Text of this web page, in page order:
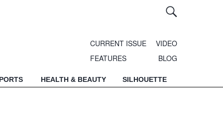
CURRENT ISSUE
VIDEO
FEATURES
BLOG
HEALTH & BEAUTY SILHOUETTE